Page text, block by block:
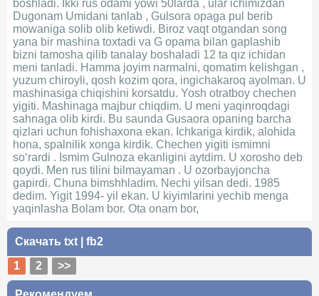
boshladi. Ikki rus odami yowi 50larda , ular ichimizdan
Dugonam Umidani tanlab , Gulsora opaga pul berib
mowaniga solib olib ketiwdi. Biroz vaqt otgandan song
yana bir mashina toxtadi va G opama bilan gaplashib
bizni tamosha qilib tanalay boshaladi 12 ta qız ichidan
meni tanladi. Hamma joyim narmalni, qomatim kelishgan ,
yuzum chiroyli, qosh kozim qora, ingichakaroq ayolman. U
mashinasiga chiqishini korsatdu. Yosh otratboy chechen
yigiti. Mashinaga majbur chiqdim. U meni yaqinroqdagi
sahnaga olib kirdi. Bu saunda Gusaora opaning barcha
qizlari uchun fohishaxona ekan. Ichkariga kirdik, alohida
hona, spalnilik xonga kirdik. Chechen yigiti ismimni
soʻrardi . Ismim Gulnoza ekanligini aytdim. U xorosho deb
qoydi. Men rus tilini bilmayaman . U ozorbayjoncha
gapirdi. Chuna bimshhladim. Nechi yilsan dedi. 1985
dedim. Yigit 1994- yil ekan. U kiyimlarini yechib menga
yaqinlasha Bolam bor. Ota onam bor,
Скачать txt
fb2
1
2 >>